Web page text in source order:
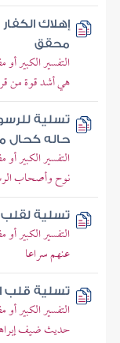
إهلاك
محقق
التفسير الكبير
هي أشد قوة من
تسلية
حاله كحال
التفسير الكبير
نوح وأصحاب
تسلية لقلب
التفسير الكبير
عنهم سراعا
تسلية قلب
التفسير الكبير
حديث ضيف